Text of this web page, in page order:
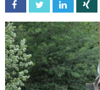
Facebook Twitter Linkedin